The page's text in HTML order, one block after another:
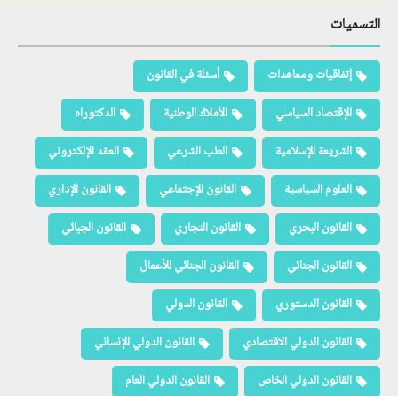
التسميات
إتفاقيات ومعاهدات
أسئلة في القانون
الإقتصاد السياسي
الأملاك الوطنية
الدكتوراه
الشريعة الإسلامية
الطب الشرعي
العقد الإلكتروني
العلوم السياسية
القانون الإجتماعي
القانون الإداري
القانون البحري
القانون التجاري
القانون الجبائي
القانون الجنائي
القانون الجنائي للأعمال
القانون الدستوري
القانون الدولي
القانون الدولي الاقتصادي
القانون الدولي الإنساني
القانون الدولي الخاص
القانون الدولي العام